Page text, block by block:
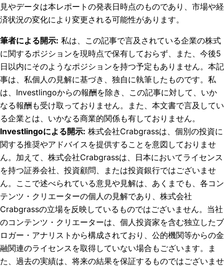
見やデータは本レポートの発表日時点のものであり、市場や経
済状況の変化により変更される可能性があります。
筆者による開示: 私は、この記事で言及されている企業の株式
に関するポジションを現時点で保有しておらず、また、今後5
日以内にそのようなポジションを持つ予定もありません。 本記
事は、私個人の見解に基づき、独自に執筆したものです。私
は、Investlingoからの報酬を除き、この記事に対して、いか
なる報酬も受け取っておりません。また、本文書で言及してい
る企業とは、いかなる商業的関係も有しておりません。
Investlingoによる開示: 株式会社Crabgrassは、個別の投資に
関する推奨やアドバイスを提供することを意図しておりませ
ん。加えて、株式会社Crabgrassは、日本においてライセンス
を持つ証券会社、投資顧問、または投資銀行ではございませ
ん。ここで述べられている意見や見解は、あくまでも、各コン
テンツ・クリエーターの個人の見解であり、株式会社
Crabgrassの立場を反映しているものではございません。当社
のコンテンツ・クリエーターは、個人投資家を含む独立したブ
ロガー・アナリストから構成されており、公的機関等からの金
融関連のライセンスを取得していない場合もございます。ま
た、過去の実績は、将来の結果を保証するものではございませ